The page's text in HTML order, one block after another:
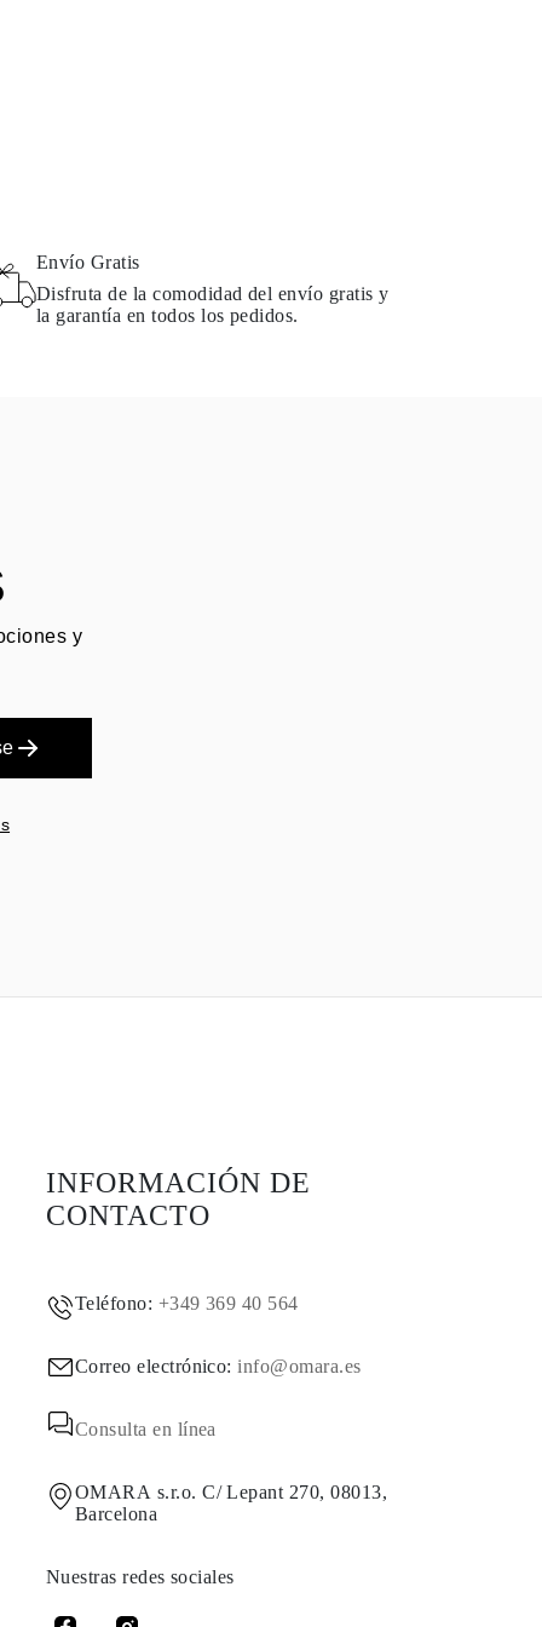
Envío Gratis
Disfruta de la comodidad del envío gratis y
la garantía en todos los pedidos.
y
INFORMACIÓN DE
CONTACTO
Teléfono: +349 369 40 564
Correo electrónico:info@omara.es
Consulta en línea
OMARA s.r.o. C/ Lepant 270, 08013,
Barcelona
Nuestras redes sociales